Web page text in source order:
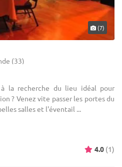
(7)
(33)
la recherche du lieu idéal pour
? Venez vite passer les portes du
salles et l'éventail ...
4.0 (1)